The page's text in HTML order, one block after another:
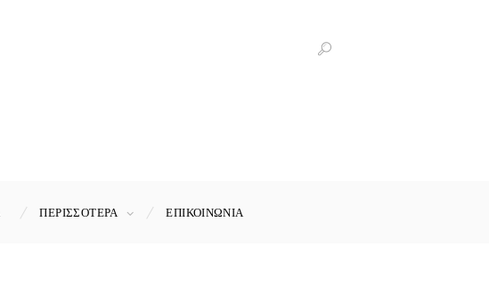
ΠΕΡΙΣΣΟΤΕΡΑ ΕΠΙΚΟΙΝΩΝΊΑ